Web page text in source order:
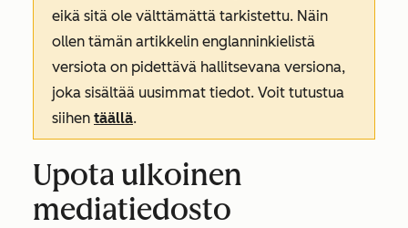
eikä sitä ole välttämättä tarkistettu. Näin
ollen tämän artikkelin englanninkielistä
versiota on pidettävä hallitsevana versiona,
joka sisältää uusimmat tiedot. Voit tutustua
siihen täällä.
Upota ulkoinen
mediatiedosto